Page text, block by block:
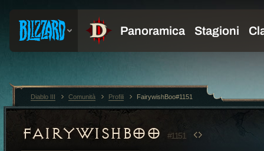
FAIRYWISHBOO #1151
Diablo III Comunità Profili FairywishBoo#1151